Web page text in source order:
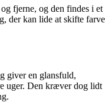
fjerne, og den findes i et
der kan lide at skifte farve
giver en glansfuld,
uger. Den kræver dog lidt